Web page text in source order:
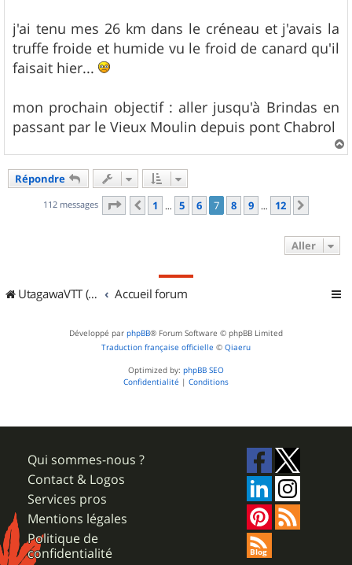
j'ai tenu mes 26 km dans le créneau et j'avais la
truffe froide et humide vu le froid de canard qu'il
faisait hier...
mon prochain objectif : aller jusqu'à Brindas en
passant par le Vieux Moulin depuis pont Chabrol
a
Répondre
112 messages Page 7sur 12
Précédent
1 … 5 6 7 8 9 … 12
Aller
UtagawaVTT (Randos VTT et VTTAE avec traces GPS) Accueil forum
Développé par phpBB® Forum Software © phpBB Limited
Traduction française officielle © Qiaeru
Optimized by: phpBB SEO
Confidentialité | Conditions
Qui sommes-nous ?
Contact & Logos
Services pros
Mentions légales
Politique de
confidentialité